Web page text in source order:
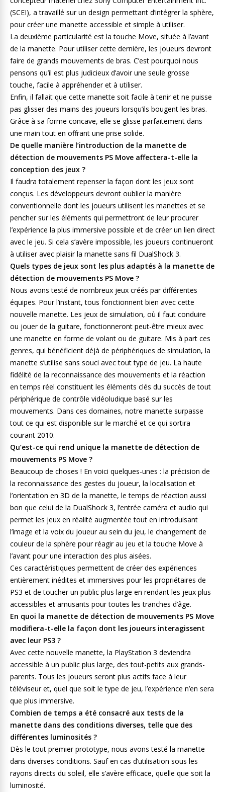
(SCEI), a travaillé sur un design permettant d’intégrer la sphère,
pour créer une manette accessible et simple à utiliser.
La deuxième particularité est la touche Move, située à l’avant
de la manette. Pour utiliser cette dernière, les joueurs devront
faire de grands mouvements de bras. C’est pourquoi nous
pensons qu’il est plus judicieux d’avoir une seule grosse
touche, facile à appréhender et à utiliser.
Enfin, il fallait que cette manette soit facile à tenir et ne puisse
pas glisser des mains des joueurs lorsqu’ils bougent les bras.
Grâce à sa forme concave, elle se glisse parfaitement dans
une main tout en offrant une prise solide.
De quelle manière l’introduction de la manette de
détection de mouvements PS Move affectera-t-elle la
conception des jeux ?
Il faudra totalement repenser la façon dont les jeux sont
conçus. Les développeurs devront oublier la manière
conventionnelle dont les joueurs utilisent les manettes et se
pencher sur les éléments qui permettront de leur procurer
l’expérience la plus immersive possible et de créer un lien direct
avec le jeu. Si cela s’avère impossible, les joueurs continueront
à utiliser avec plaisir la manette sans fil DualShock 3.
Quels types de jeux sont les plus adaptés à la manette de
détection de mouvements PS Move ?
Nous avons testé de nombreux jeux créés par différentes
équipes. Pour l’instant, tous fonctionnent bien avec cette
nouvelle manette. Les jeux de simulation, où il faut conduire
ou jouer de la guitare, fonctionneront peut-être mieux avec
une manette en forme de volant ou de guitare. Mis à part ces
genres, qui bénéficient déjà de périphériques de simulation, la
manette s’utilise sans souci avec tout type de jeu. La haute
fidélité de la reconnaissance des mouvements et la réaction
en temps réel constituent les éléments clés du succès de tout
périphérique de contrôle vidéoludique basé sur les
mouvements. Dans ces domaines, notre manette surpasse
tout ce qui est disponible sur le marché et ce qui sortira
courant 2010.
Qu’est-ce qui rend unique la manette de détection de
mouvements PS Move ?
Beaucoup de choses ! En voici quelques-unes : la précision de
la reconnaissance des gestes du joueur, la localisation et
l’orientation en 3D de la manette, le temps de réaction aussi
bon que celui de la DualShock 3, l’entrée caméra et audio qui
permet les jeux en réalité augmentée tout en introduisant
l’image et la voix du joueur au sein du jeu, le changement de
couleur de la sphère pour réagir au jeu et la touche Move à
l’avant pour une interaction des plus aisées.
Ces caractéristiques permettent de créer des expériences
entièrement inédites et immersives pour les propriétaires de
PS3 et de toucher un public plus large en rendant les jeux plus
accessibles et amusants pour toutes les tranches d’âge.
En quoi la manette de détection de mouvements PS Move
modifiera-t-elle la façon dont les joueurs interagissent
avec leur PS3 ?
Avec cette nouvelle manette, la PlayStation 3 deviendra
accessible à un public plus large, des tout-petits aux grands-
parents. Tous les joueurs seront plus actifs face à leur
téléviseur et, quel que soit le type de jeu, l’expérience n’en sera
que plus immersive.
Combien de temps a été consacré aux tests de la
manette dans des conditions diverses, telle que des
différentes luminosités ?
Dès le tout premier prototype, nous avons testé la manette
dans diverses conditions. Sauf en cas d’utilisation sous les
rayons directs du soleil, elle s’avère efficace, quelle que soit la
luminosité.